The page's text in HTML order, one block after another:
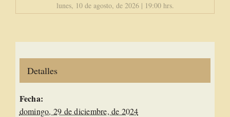
lunes, 10 de agosto, de 2026 | 19:00 hrs.
Detalles
Fecha:
domingo, 29 de diciembre, de 2024